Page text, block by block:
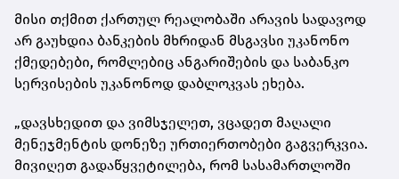
მისი თქმით ქართულ რეალობაში არავის სადავოდ
არ გაუხდია ბანკების მხრიდან მსგავსი უკანონო
ქმედებები, რომლებიც ანგარიშების და საბანკო
სერვისების უკანონოდ დაბლოკვას ეხება.
„დავსხედით და ვიმსჯელეთ, ვცადეთ მაღალი
მენეჯმენტის დონეზე ურთიერთობები გაგვერკვია.
მივიღეთ გადაწყვეტილება, რომ სასამართლოში